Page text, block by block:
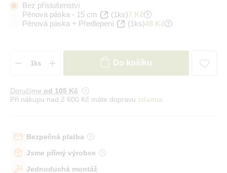
Bez příslušenství
Pěnová páska - 15 cm
(1ks)7 Kč
Pěnová páska + Předlepení
(1ks)48 Kč
Do košíku
Doručíme od 105 Kč
Při nákupu nad 2 600 Kč máte dopravu zdarma
Bezpečná platba
Jsme přímý výrobce
Jednoduchá montáž